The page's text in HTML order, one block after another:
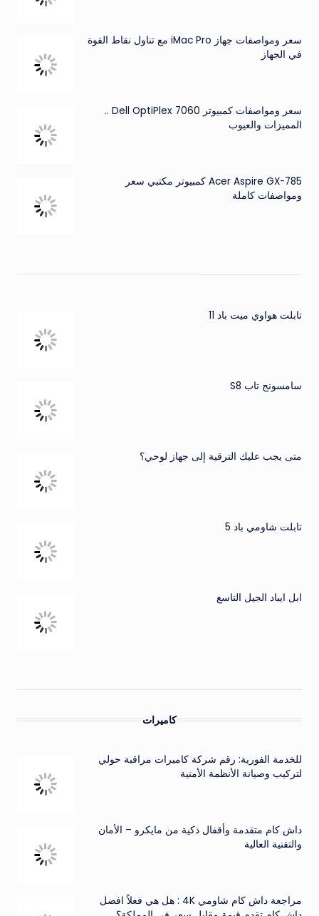
سعر ومواصفات جهاز iMac Pro مع تناول نقاط القوة
في الجهاز
سعر ومواصفات كمبيوتر Dell OptiPlex 7060 ..
المميزات والعيوب
Acer Aspire GX-785 كمبيوتر مكتبي سعر
ومواصفات كاملة
تابلت هواوي ميت باد 11
سامسونج تاب S8
متى يجب عليك الترقية إلى جهاز لوحي؟
تابلت شاومي باد 5
ابل ايباد الجيل التاسع
كاميرات
للخدمة الفورية: رقم شركة كاميرات مراقبة حولي
لتركيب وصيانة الأنظمة الأمنية
داش كام متقدمة وأقفال ذكية من مايكرو – الأمان
والتقنية العالية
مراجعة داش كام شاومي 4K : هل هي فعلاً افضل